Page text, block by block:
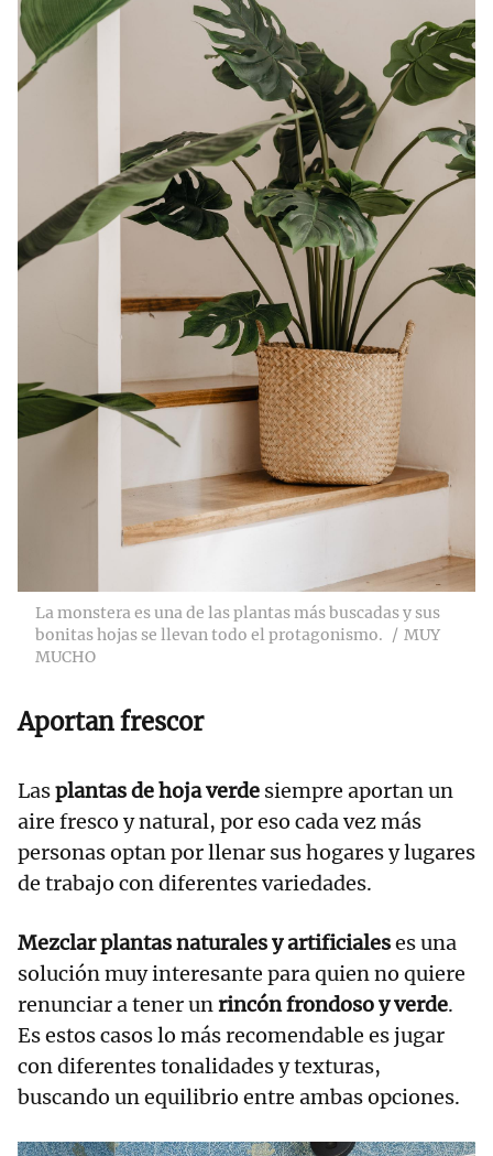
La monstera es una de las plantas más buscadas y sus
bonitas hojas se llevan todo el protagonismo.
MUY
MUCHO
Aportan frescor
Lasplantas de hoja verde siempre aportan un
aire fresco y natural, por eso cada vez más
personas optan por llenar sus hogares y lugares
de trabajo con diferentes variedades.
Mezclar plantas naturales y artificialeses una
solución muy interesante para quien no quiere
renunciar a tener unrincón frondoso y verde.
Es estos casos lo más recomendable es jugar
con diferentes tonalidades y texturas,
buscando un equilibrio entre ambas opciones.